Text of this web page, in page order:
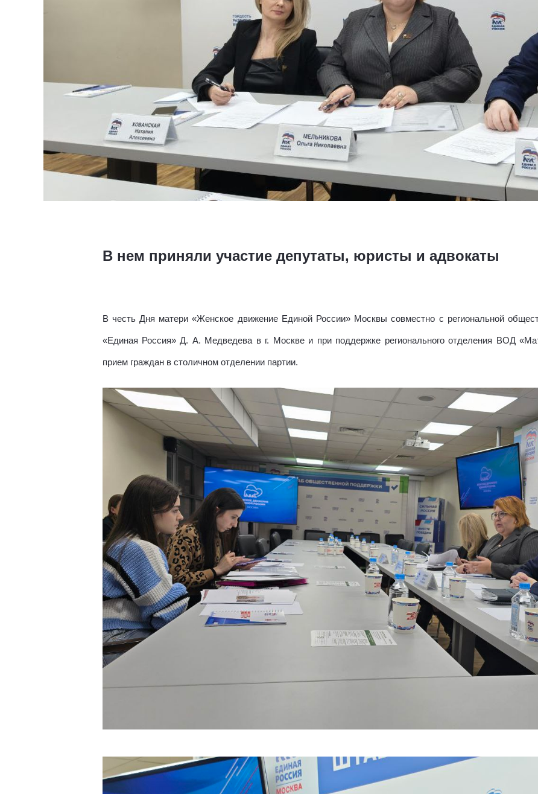
В нем приняли участие депутаты, юристы и адвокаты
В честь Дня матери «Женское движение Единой России» Москвы совместно с региональной
«Единая Россия» Д. А. Медведева в г. Москве и при поддержке регионального отделения ВОД
прием граждан в столичном отделении партии.